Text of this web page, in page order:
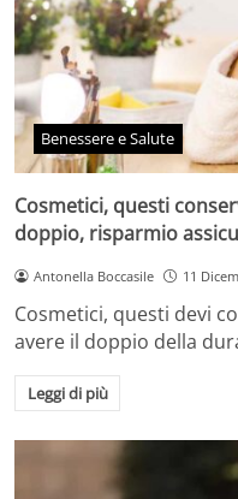
Benessere e Salute
Cosmetici, questi
doppio, risparmio
Antonella Boccasile 11
Cosmetici, questi devi
avere il doppio della
Leggi di più